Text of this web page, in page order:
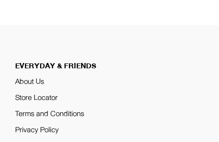
EVERYDAY & FRIENDS
About Us
Store Locator
Terms and Conditions
Privacy Policy